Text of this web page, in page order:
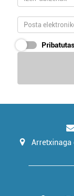
Arretxinaga